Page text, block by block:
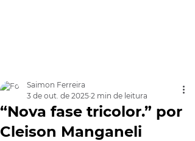
“Nova fase tricolor.” por
Cleison Manganeli
Saimon Ferreira
3 de out. de 2025 2 min de leitura